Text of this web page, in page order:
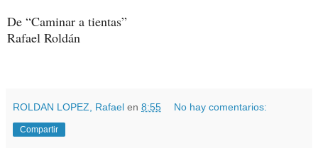
De “Caminar a tientas”
Rafael Roldán
ROLDAN LOPEZ, Rafael en 8:55 No hay comentarios:
Compartir